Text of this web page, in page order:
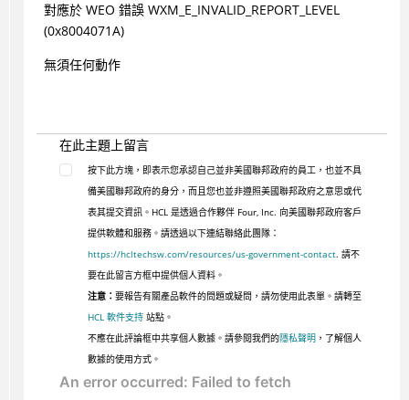
對應於 WEO 錯誤 WXM_E_INVALID_REPORT_LEVEL
(0x8004071A)
無須任何動作
在此主題上留言
按下此方塊，即表示您承認自己並非美國聯邦政府的員工，也並不具
備美國聯邦政府的身分，而且您也並非遵照美國聯邦政府之意思或代
表其提交資訊。HCL 是透過合作夥伴 Four, Inc. 向美國聯邦政府客戶
提供軟體和服務。請透過以下連結聯絡此團隊：
https://hcltechsw.com/resources/us-government-contact. 請不
要在此留言方框中提供個人資料。
注意： 要報告有關產品軟件的問題或疑問，請勿使用此表單。請轉至
HCL 軟件支持站點。
不應在此評論框中共享個人數據。請參閱我們的隱私聲明 ，了解個人
數據的使用方式。